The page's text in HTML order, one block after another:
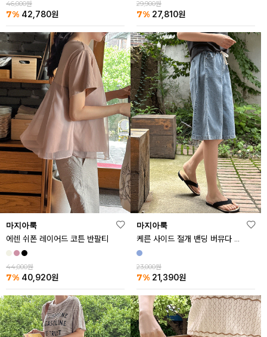
46,000원
7% 42,780원
29,900원
7% 27,810원
마지아룩
에렌 쉬폰 레이어드 코튼 반팔티
44,000원
7% 40,920원
마지아룩
케른 사이드 절개 밴딩 버뮤다 데님 반바지
23,000원
7% 21,390원